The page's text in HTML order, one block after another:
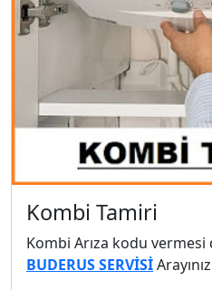
Kombi Tamiri
Kombi Arıza kodu
BUDERUS SERVİSİ